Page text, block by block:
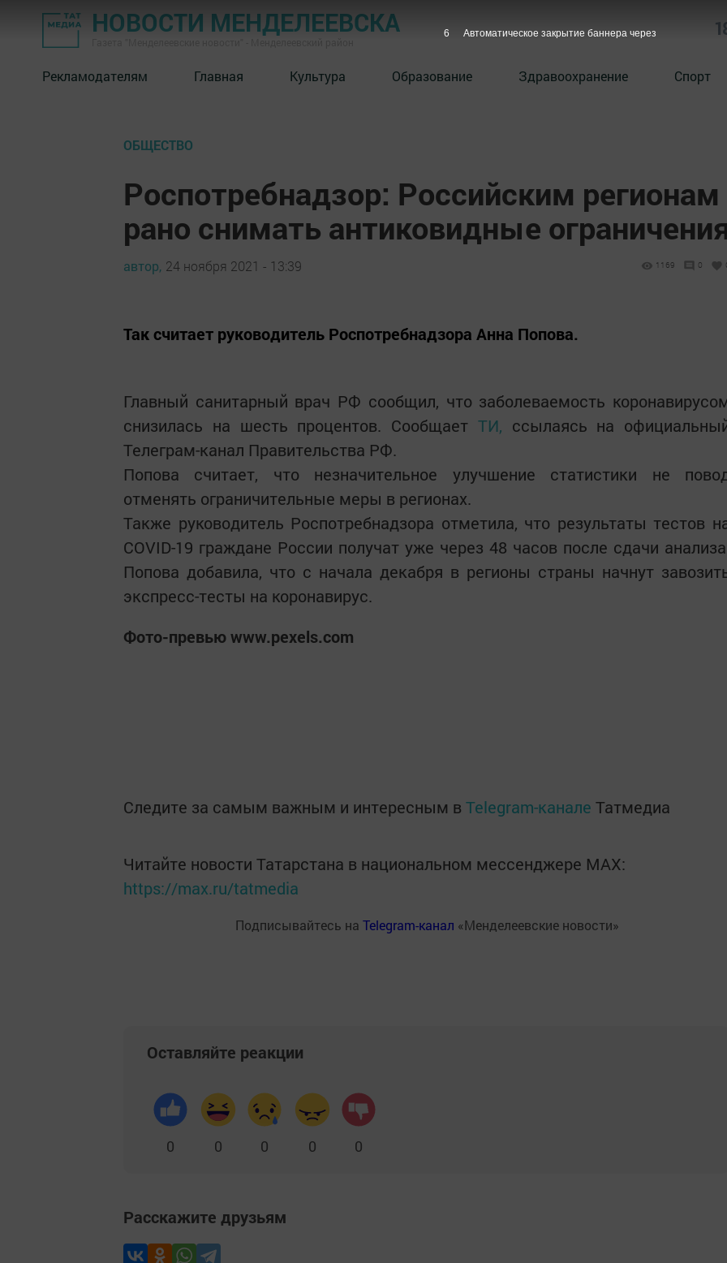
НОВОСТИ МЕНДЕЛЕЕВСКА
Рекламодателям Главная Культура Образование Здравоохранение Спорт
ОБЩЕСТВО
Роспотребнадзор: Российским регионам
рано снимать антиковидные
автор, 24 ноября 2021 - 13:39 1169 0
Так считает руководитель Роспотребнадзора Анна Попова.
Главный санитарный врач РФ сообщил, что заболеваемость
снизилась на шесть процентов. Сообщает ТИ, ссылаясь на
Телеграм-канал Правительства РФ.
Попова считает, что незначительное улучшение статистики не
отменять ограничительные меры в регионах.
Также руководитель Роспотребнадзора отметила, что результаты тестов
COVID-19 граждане России получат уже через 48 часов после сдачи
Попова добавила, что с начала декабря в регионы страны начнут
экспресс-тесты на коронавирус.
Фото-превью www.pexels.com
Следите за самым важным и интересным в Telegram-канале Татмедиа
Читайте новости Татарстана в национальном мессенджере MАХ:
https://max.ru/tatmedia
Подписывайтесь на Telegram-канал «Менделеевские новости»
Оставляйте реакции
0 0 0 0 0
Расскажите друзьям
5 Автоматическое закрытие баннера через